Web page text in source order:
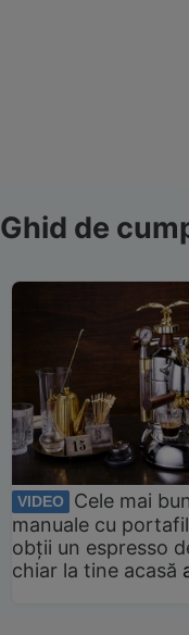
Ghid de
VIDEO
Cele mai
manuale cu
obții un espresso
chiar la tine acasă